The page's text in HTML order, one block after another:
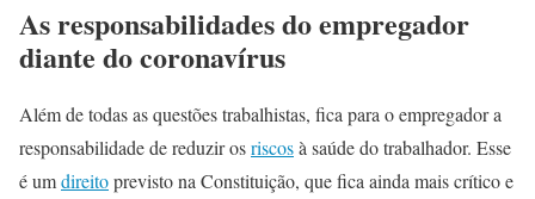
As responsabilidades do empregador
diante do coronavírus
Além de todas as questões trabalhistas, fica para o empregador a
responsabilidade de reduzir osriscosà saúde do trabalhador. Esse
é umdireitoprevisto na Constituição, que fica ainda mais crítico e